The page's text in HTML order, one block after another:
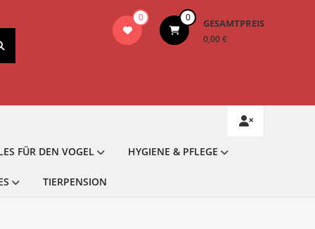
0 0 GESAMTPREIS
0,00 €
FÜR DEN VOGEL HYGIENE & PFLEGE
TIERPENSION